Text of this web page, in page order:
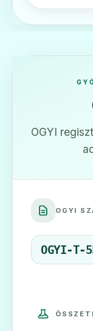
OGYI
OGYI
OGYI-T-